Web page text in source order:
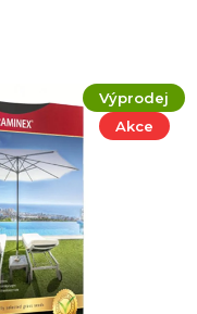
Výprodej
Akce